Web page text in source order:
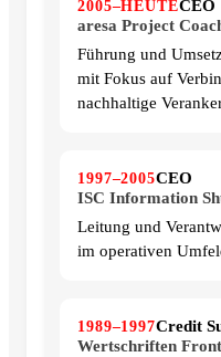
2005–HEUTECEO
aresa Project
Führung und
mit Fokus auf
nachhaltige
1997–2005CEO
ISC Information
Leitung und
im operativen
1989–1997Credit
Wertschriften